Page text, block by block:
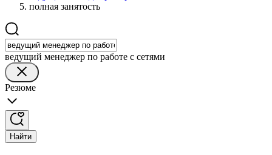
полная занятость
ведущий менеджер по работе с сетями
Резюме
Найти